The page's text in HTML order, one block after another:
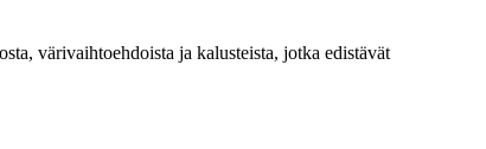
värivaihtoehdoista ja kalusteista, jotka edistävät